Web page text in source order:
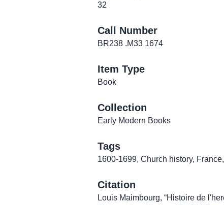
32
Call Number
BR238 .M33 1674
Item Type
Book
Collection
Early Modern Books
Tags
1600-1699, Church history, France,
Citation
Louis Maimbourg, “Histoire de